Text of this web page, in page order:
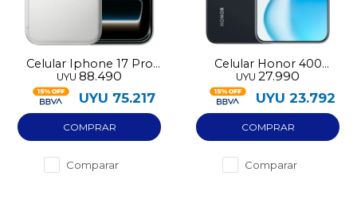
Celular Iphone 17 Pro
256GB eSIM
UYU 88.490
UYU 75.217
Comparar
Celular Honor 400
256GB 5G
UYU 27.990
UYU 23.792
Comparar